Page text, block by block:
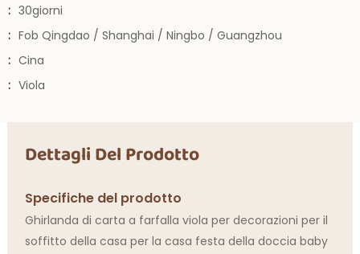
: 30giorni
: Fob Qingdao / Shanghai / Ningbo / Guangzhou
: Cina
: Viola
Dettagli Del Prodotto
Specifiche del prodotto
Ghirlanda di carta a farfalla viola per decorazioni per il
soffitto della casa per la casa festa della doccia baby